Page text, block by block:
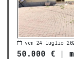
ven 24 luglio
50.000 € |